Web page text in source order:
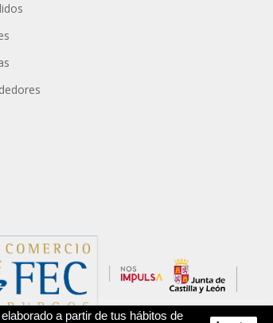
a partir de tus hábitos de